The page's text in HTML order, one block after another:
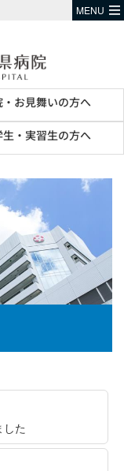
・お見舞いの方へ
生・実習生の方へ
MENU
した